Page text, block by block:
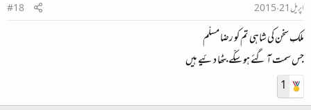
اپریل 21، 2015
#18
ملکِ سخن کی شاہی تم کو رضا مسلّم
جس سمت آ گئے ہو سکّے بٹھا دئیے ہیں
1